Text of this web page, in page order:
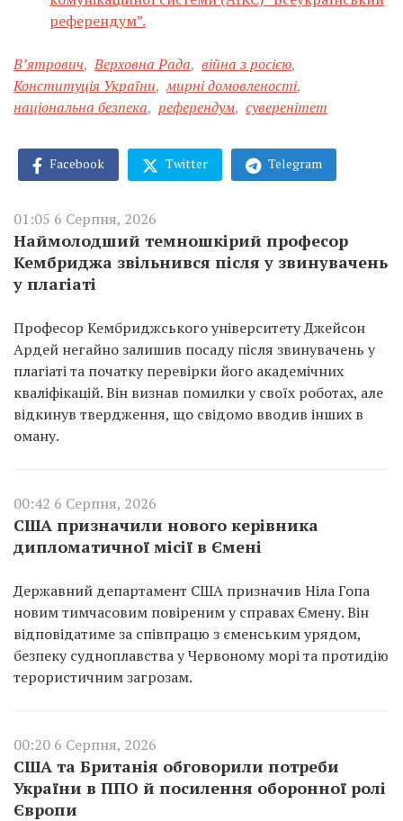
референдум”.
В’ятрович, Верховна Рада, війна з росією,
Конституція України, мирні домовленості,
національна безпека, референдум, суверенітет
Facebook Twitter Telegram
01:05 6 Серпня, 2026
Наймолодший темношкірий професор
Кембриджа звільнився після у звинувачень
у плагіаті
Професор Кембриджського університету Джейсон
Ардей негайно залишив посаду після звинувачень у
плагіаті та початку перевірки його академічних
кваліфікацій. Він визнав помилки у своїх роботах, але
відкинув твердження, що свідомо вводив інших в
оману.
00:42 6 Серпня, 2026
США призначили нового керівника
дипломатичної місії в Ємені
Державний департамент США призначив Ніла Гопа
новим тимчасовим повіреним у справах Ємену. Він
відповідатиме за співпрацю з єменським урядом,
безпеку судноплавства у Червоному морі та протидію
терористичним загрозам.
00:20 6 Серпня, 2026
США та Британія обговорили потреби
України в ППО й посилення оборонної ролі
Європи